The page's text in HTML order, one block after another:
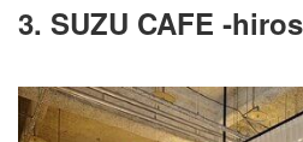
3. SUZU CAFE